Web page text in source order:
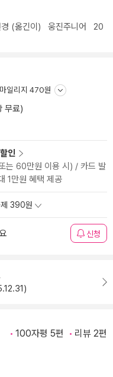
(옮긴이) 웅진주니어
20
마일리지 470원
무료)
인
는 60만원 이용 시) / 카드 발
1만원 혜택 제공
제 390원
신청
100자평 5편 리뷰 2편